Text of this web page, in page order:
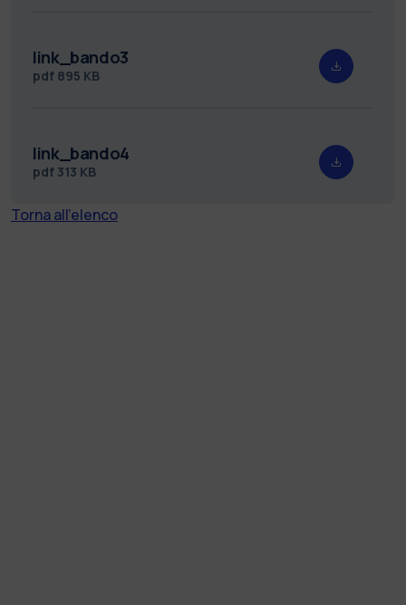
link_bando3
pdf 895 KB
link_bando4
pdf 313 KB
Torna all'elenco